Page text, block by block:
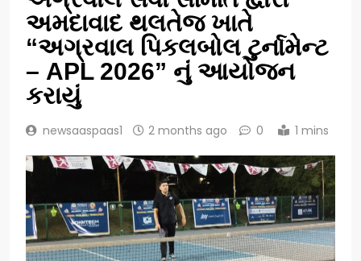
અમદાવાદ થલતેજ ખાતે
“અગ્રવાલ પિકલબોલ ટુર્નામેન્ટ
– APL 2026” નું આયોજન
કરાયું
newsaaspaas1 2 months ago 0 1 mins